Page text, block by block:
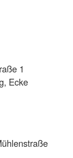
1
Ecke